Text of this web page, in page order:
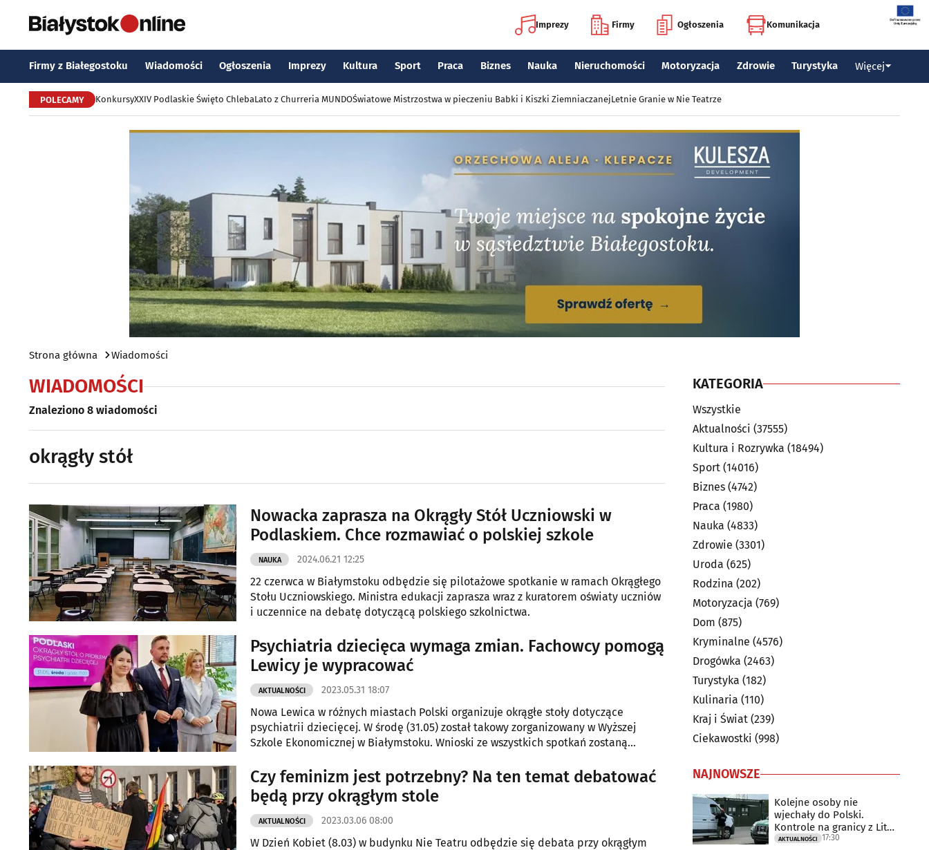
Imprezy Firmy Ogłoszenia Komunikacja
Firmy z Białegostoku Wiadomości Ogłoszenia Imprezy Kultura Sport Praca Biznes Nauka Nieruchomości Motoryzacja Zdrowie Turystyka Więcej
POLECAMY KonkursyXXIV Podlaskie Święto ChlebaLato z Churreria MUNDOŚwiatowe Mistrzostwa w pieczeniu Babki i Kiszki ZiemniaczanejLetnie Granie w Nie Teatrze
Strona główna Wiadomości
WIADOMOŚCI
Znaleziono 8 wiadomości
okrągły stół
Nowacka zaprasza na Okrągły Stół Uczniowski w
Podlaskiem. Chce rozmawiać o polskiej szkole
NAUKA 2024.06.21 12:25
22 czerwca w Białymstoku odbędzie się pilotażowe spotkanie w ramach Okrągłego
Stołu Uczniowskiego. Ministra edukacji zaprasza wraz z kuratorem oświaty uczniów
i uczennice na debatę dotyczącą polskiego szkolnictwa.
Psychiatria dziecięca wymaga zmian. Fachowcy pomogą
Lewicy je wypracować
AKTUALNOŚCI 2023.05.31 18:07
Nowa Lewica w różnych miastach Polski organizuje okrągłe stoły dotyczące
psychiatrii dziecięcej. W środę (31.05) został takowy zorganizowany w Wyższej
Szkole Ekonomicznej w Białymstoku. Wnioski ze wszystkich spotkań zostaną
Czy feminizm jest potrzebny? Na ten temat debatować
będą przy okrągłym stole
AKTUALNOŚCI 2023.03.06 08:00
W Dzień Kobiet (8.03) w budynku Nie Teatru odbędzie się debata przy okrągłym
KATEGORIA
Wszystkie
Aktualności (37555)
Kultura i Rozrywka (18494)
Sport (14016)
Biznes (4742)
Praca (1980)
Nauka (4833)
Zdrowie (3301)
Uroda (625)
Rodzina (202)
Motoryzacja (769)
Dom (875)
Kryminalne (4576)
Drogówka (2463)
Turystyka (182)
Kulinaria (110)
Kraj i Świat (239)
Ciekawostki (998)
NAJNOWSZE
Kolejne osoby nie
wjechały do Polski.
Kontrole na granicy z Litwą
trwają
AKTUALNOŚCI 17:30